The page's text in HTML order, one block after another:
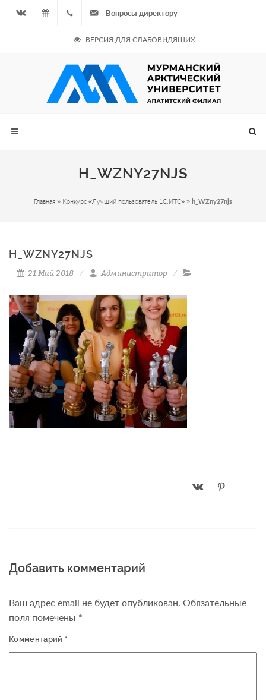
07.08.2026
- Чётная
неделя
964
687
Вопросы директору
ВЕРСИЯ ДЛЯ СЛАБОВИДЯЩИХ
H_WZNY27NJS
Главная » Конкурс «Лучший пользователь 1С:ИТС» » h_WZny27njs
H_WZNY27NJS
21 Май 2018 Администратор
Добавить комментарий
Ваш адрес email не будет опубликован. Обязательные
поля помечены *
Комментарий *